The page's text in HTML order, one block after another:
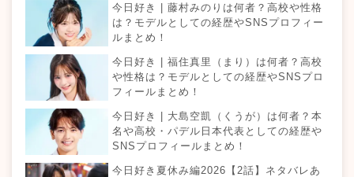
今日好き | 藤村みのりは何者？高校や性格
は？モデルとしての経歴やSNSプロフィー
ルまとめ！
今日好き | 福住真里（まり）は何者？高校
や性格は？モデルとしての経歴やSNSプロ
フィールまとめ！
今日好き | 大島空凱（くうが）は何者？本
名や高校・パデル日本代表としての経歴や
SNSプロフィールまとめ！
今日好き夏休み編2026【2話】ネタバレあ